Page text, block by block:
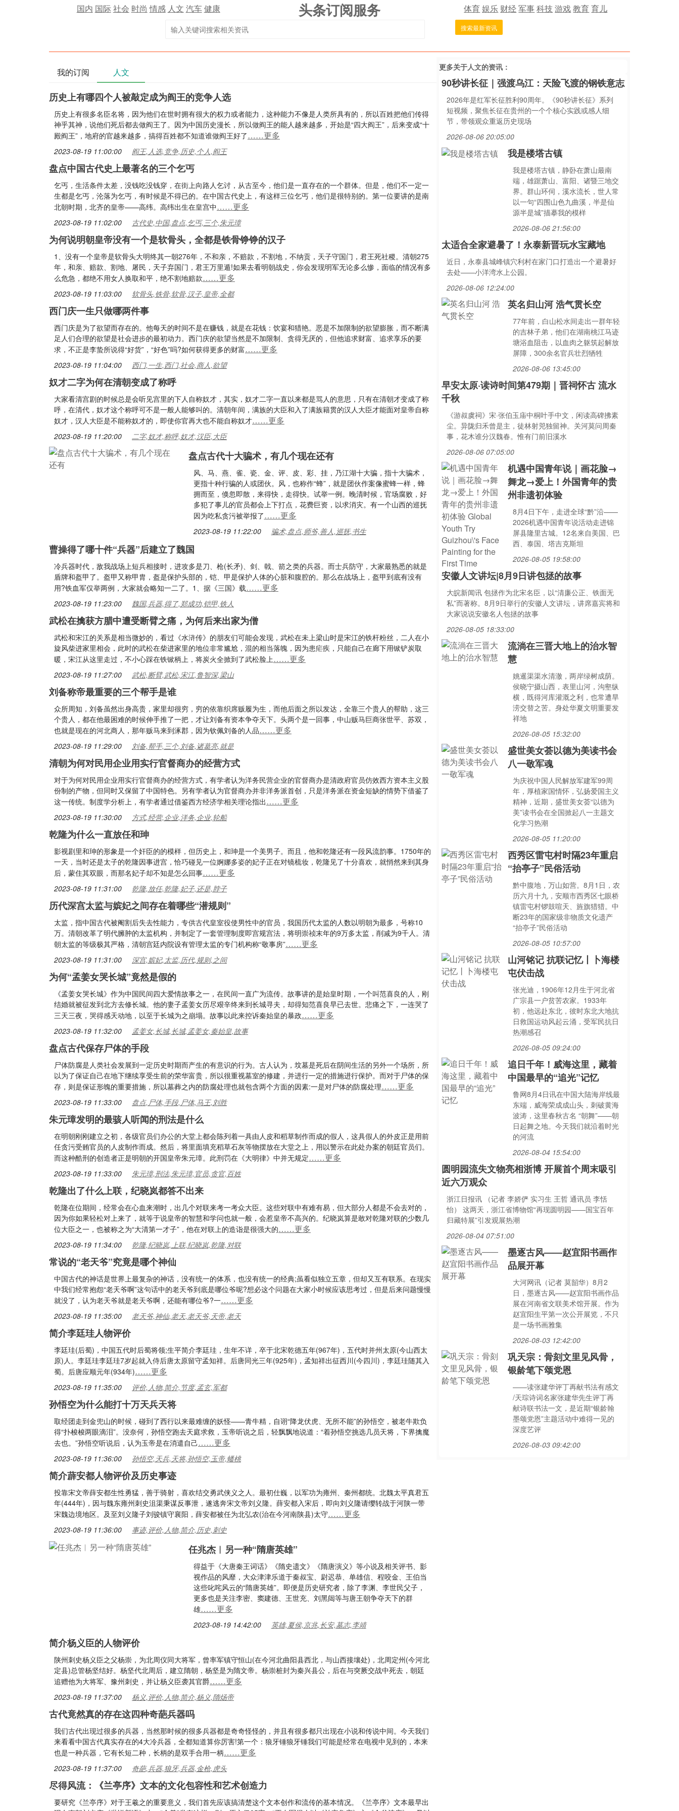
国内 国际社会 时尚 情感 人文 汽车健康 头条订阅服务 体育娱乐 财经军事科技游戏教育育儿
搜索最新资讯
我的订阅 人文
历史上有哪四个人被敲定成为阎王的竞争人选
历史上有很多名臣名将，因为他们在世时拥有很大的权力或者能力，这种能力不像是人类所具有的，所以百姓把他们传得
神乎其神，说他们死后都去做阎王了。因为中国历史漫长，所以做阎王的能人越来越多，开始是“四大阎王”，后来变成“十
殿阎王”，地府的官越来越多，搞得百姓都不知道谁做阎王好了……更多
2023-08-19 11:00:00 阎王,人选,竞争,历史,个人,阎王
盘点中国古代史上最著名的三个乞丐
乞丐，生活条件太差，没钱吃没钱穿，在街上向路人乞讨，从古至今，他们是一直存在的一个群体。但是，他们不一定一
生都是乞丐，沦落为乞丐，有时候是不得已的。在中国古代史上，有这样三位乞丐，他们是很特别的。第一位要讲的是南
北朝时期，北齐的皇帝——高纬。高纬出生在皇宫中……更多
2023-08-19 11:02:00 古代史,中国,盘点,乞丐,三个,朱元璋
为何说明朝皇帝没有一个是软骨头，全都是铁骨铮铮的汉子
1、没有一个皇帝是软骨头大明终其一朝276年，不和亲，不赔款，不割地，不纳贡，天子守国门，君王死社稷。清朝275
年，和亲、赔款、割地、屠民，天子弃国门，君王万里遁!如果去看明朝战史，你会发现明军无论多么惨，面临的情况有多
么危急，都绝不用女人换取和平，绝不割地赔款……更多
2023-08-19 11:03:00 软骨头,铁骨,软骨,汉子,皇帝,全都
西门庆一生只做哪两件事
西门庆是为了欲望而存在的。他每天的时间不是在赚钱，就是在花钱：饮宴和猎艳。恶是不加限制的欲望膨胀，而不断满
足人们合理的欲望是社会进步的最初动力。西门庆的欲望当然是不加限制、贪得无厌的，但他追求财富、追求享乐的要
求，不正是李蛰所说得“好货”，“好色”吗?如何获得更多的财富……更多
2023-08-19 11:04:00 西门,一生,西门,社会,商人,欲望
奴才二字为何在清朝变成了称呼
大家看清宫剧的时候总是会听见宫里的下人自称奴才，其实，奴才二字一直以来都是骂人的意思，只有在清朝才变成了称
呼，在清代，奴才这个称呼可不是一般人能够叫的。清朝年间，满族的大臣和入了满族籍贯的汉人大臣才能面对皇帝自称
奴才，汉人大臣是不能称奴才的，即使你官再大也不能自称奴才……更多
2023-08-19 11:20:00 二字,奴才,称呼,奴才,汉臣,大臣
盘点古代十大骗术，有几个现在还有
风、马、燕、雀、瓷、金、评、皮、彩、挂，乃江湖十大骗，指十大骗术，
更指十种行骗的人或团伙。风，也称作“蜂”，就是团伙作案像蜜蜂一样，蜂
拥而至，倏忽即散，来得快，走得快。试举一例。晚清时候，官场腐败，好
多犯了事儿的官员都会上下打点，花费巨资，以求消灾。有一个山西的巡抚
因为吃私贪污被举报了……更多
2023-08-19 11:22:00 骗术,盘点,师爷,善人,巡抚,书生
曹操得了哪十件“兵器”后建立了魏国
冷兵器时代，敌我战场上短兵相接时，进攻多是刀、枪(长矛)、剑、戟、箭之类的兵器。而士兵防守，大家最熟悉的就是
盾牌和盔甲了。盔甲又称甲胄，盔是保护头部的，铠、甲是保护人体的心脏和腹腔的。那么在战场上，盔甲到底有没有
用?铁血军仅举两例，大家就会略知一二了。1、据《三国》载……更多
2023-08-19 11:23:00 魏国,兵器,得了,郑成功,铠甲,铁人
武松在擒获方腊中遭受断臂之痛，为何后来出家为僧
武松和宋江的关系是相当微妙的，看过《水浒传》的朋友们可能会发现，武松在未上梁山时是宋江的铁杆粉丝，二人在小
旋风柴进家里相会，此时的武松在柴进家里的地位非常尴尬，混的相当落魄，因为患疟疾，只能自己在廊下用锨铲炭取
暖，宋江从这里走过，不小心踩在铁锨柄上，将炭火全掀到了武松脸上……更多
2023-08-19 11:27:00 武松,断臂,武松,宋江,鲁智深,梁山
刘备称帝最重要的三个帮手是谁
众所周知，刘备虽然出身高贵，家里却很穷，穷的依靠织席贩履为生，而他后面之所以发达，全靠三个贵人的帮助，这三
个贵人，都在他最困难的时候伸手推了一把，才让刘备有资本争夺天下。头两个是一回事，中山贩马巨商张世平、苏双，
也就是现在的河北商人，那年贩马来到涿郡，因为钦佩刘备的人品……更多
2023-08-19 11:29:00 刘备,帮手,三个,刘备,诸葛亮,就是
清朝为何对民用企业用实行官督商办的经营方式
对于为何对民用企业用实行官督商办的经营方式，有学者认为洋务民营企业的官督商办是清政府官员仿效西方资本主义股
份制的产物，但同时又保留了中国特色。另有学者认为官督商办并非洋务派首创，只是洋务派在资金短缺的情势下借鉴了
这一传统。制度学分析上，有学者通过借鉴西方经济学相关理论指出……更多
2023-08-19 11:30:00 方式,经营,企业,洋务,企业,轮船
乾隆为什么一直放任和珅
影视剧里和珅的形象是一个奸臣的的模样，但历史上，和珅是一个美男子。而且，他和乾隆还有一段风流韵事。1750年的
一天，当时还是太子的乾隆因事进宫，恰巧碰见一位婀娜多姿的妃子正在对镜梳妆，乾隆见了十分喜欢，就悄然来到其身
后，蒙住其双眼，而那名妃子却不知是怎么回事……更多
2023-08-19 11:31:00 乾隆,放任,乾隆,妃子,还是,脖子
历代深宫太监与嫔妃之间存在着哪些“潜规则”
太监，指中国古代被阉割后失去性能力，专供古代皇室役使男性中的官员，我国历代太监的人数以明朝为最多，号称10
万。清朝改革了明代臃肿的太监机构，并制定了一套管理制度即宫规宫法，将明崇祯末年的9万多太监，削减为9千人。清
朝太监的等级极其严格，清朝宫廷内院设有管理太监的专门机构称“敬事房”……更多
2023-08-19 11:31:00 深宫,嫔妃,太监,历代,规则,之间
为何“孟姜女哭长城”竟然是假的
《孟姜女哭长城》作为中国民间四大爱情故事之一，在民间一直广为流传。故事讲的是始皇时期，一个叫范喜良的人，刚
结婚就被征发到北方去修长城。他的妻子孟姜女历尽艰辛终来到长城寻夫，却得知范喜良早已去世。悲痛之下，一连哭了
三天三夜，哭得感天动地，以至于长城为之崩塌。故事以此来控诉秦始皇的暴政……更多
2023-08-19 11:32:00 孟姜女,长城,长城,孟姜女,秦始皇,故事
盘点古代保存尸体的手段
尸体防腐是人类社会发展到一定历史时期而产生的有意识的行为。古人认为，坟墓是死后在阴间生活的另外一个场所，所
以为了保证自己在地下继续享受生前的荣华富贵，所以很重视墓室的修建，并进行一定的措施进行保护。而对于尸体的保
存，则是保证形魄的重要措施，所以墓葬之内的防腐处理也就包含两个方面的因素:一是对尸体的防腐处理……更多
2023-08-19 11:33:00 盘点,尸体,手段,尸体,马王,刘胜
朱元璋发明的最骇人听闻的刑法是什么
在明朝刚刚建立之初，各级官员们办公的大堂上都会陈列着一具由人皮和稻草制作而成的假人，这具假人的外皮正是用前
任贪污受贿官员的人皮制作而成。然后，将里面填充稻草石灰等物摆放在大堂之上，用以警示在此处办案的朝廷官员们。
而这种酷刑的创造者正是明朝的开国皇帝朱元璋。此刑罚在《大明律》中并无规定……更多
2023-08-19 11:33:00 朱元璋,刑法,朱元璋,官员,贪官,百姓
乾隆出了什么上联，纪晓岚都答不出来
乾隆在位期间，经常会在心血来潮时，出几个对联来考一考众大臣。这些对联中有难有易，但大部分人都是不会去对的，
因为你如果轻松对上来了，就等于说皇帝的智慧和学问也就一般，会惹皇帝不高兴的。纪晓岚算是敢对乾隆对联的少数几
位大臣之一，也被称之为“大清第一才子”，他在对联上的造诣是很强大的……更多
2023-08-19 11:34:00 乾隆,纪晓岚,上联,纪晓岚,乾隆,对联
常说的“老天爷”究竟是哪个神仙
中国古代的神话是世界上最复杂的神话，没有统一的体系，也没有统一的经典;虽看似独立五章，但却又互有联系。在现实
中我们经常抱怨“老天爷啊”这句话中的老天爷到底是哪位爷呢?想必这个问题在大家小时候应该思考过，但是后来问题慢慢
就没了，认为老天爷就是老天爷啊，还能有哪位爷?一……更多
2023-08-19 11:35:00 老天爷,神仙,老天,老天爷,天帝,老天
简介李廷珪人物评价
李廷珪(后蜀)，中国五代时后蜀将领;生平简介李廷珪，生年不详，卒于北宋乾德五年(967年)，五代时并州太原(今山西太
原)人。李廷珪李廷珪7岁起就入侍后唐太原留守孟知祥。后唐同光三年(925年)，孟知祥出征西川(今四川)，李廷珪随其入
蜀。后唐应顺元年(934年)……更多
2023-08-19 11:35:00 评价,人物,简介,节度,孟玄,军都
孙悟空为什么能打十万天兵天将
取经团走到金兜山的时候，碰到了西行以来最难缠的妖怪——青牛精，自诩“降龙伏虎、无所不能”的孙悟空，被老牛欺负
得“扑梭梭两眼滴泪”。没奈何，孙悟空跑去天庭求救，玉帝听说之后，轻飘飘地说道：“着孙悟空挑选几员天将，下界擒魔
去也。”孙悟空听说后，认为玉帝是在消遣自己……更多
2023-08-19 11:36:00 孙悟空,天兵,天将,孙悟空,玉帝,蟠桃
简介薜安都人物评价及历史事迹
投靠宋文帝薛安都生性勇猛，善于骑射，喜欢结交勇武侠义之人。最初仕巍，以军功为雍州、秦州都统。北魏太平真君五
年(444年)，因与魏东雍州刺史沮渠秉谋反事泄，遂逃奔宋文帝刘义隆。薛安都入宋后，即向刘义隆请缨转战于河陕一带
宋魏边境地区。及至刘义隆子刘骏镇守襄阳，薛安都被任为北弘农(治在今河南陕县)太守……更多
2023-08-19 11:36:00 事迹,评价,人物,简介,历史,刺史
任兆杰︱另一种“隋唐英雄”
得益于《大唐秦王词话》《隋史遗文》《隋唐演义》等小说及相关评书、影
视作品的风靡，大众津津乐道于秦叔宝、尉迟恭、单雄信、程咬金、王伯当
这些叱咤风云的“隋唐英雄”。即便是历史研究者，除了李渊、李世民父子，
更多也是关注李密、窦建德、王世充、刘黑闼等与唐王朝争夺天下的群
雄……更多
2023-08-19 14:42:00 英雄,夏侯,京兆,长安,墓志,李靖
简介杨义臣的人物评价
陕州刺史杨义臣之父杨崇，为北周仪同大将军，曾率军镇守恒山(在今河北曲阳县西北，与山西接壤处)，北周定州(今河北
定县)总管杨坚结好。杨坚代北周后，建立隋朝，杨坚是为隋文帝。杨崇桩封为秦兴县公，后在与突厥交战中死去，朝廷
追赠他为大将军、豫州刺史，并让杨义臣袭其官爵……更多
2023-08-19 11:37:00 杨义,评价,人物,简介,杨义,隋炀帝
古代竟然真的存在这四种奇葩兵器吗
我们古代出现过很多的兵器，当然那时候的很多兵器都是奇奇怪怪的，并且有很多都只出现在小说和传说中间。今天我们
来看看中国古代真实存在的4大冷兵器，全都知道算你厉害!第一个：狼牙锤狼牙锤我们可能是经常在电视中见到的，本来
也是一种兵器，它有长短二种，长柄的是双手合用一柄……更多
2023-08-19 11:37:00 奇葩,兵器,狼牙,兵器,金枪,虎头
尽得风流：《兰亭序》文本的文化包容性和艺术创造力
要研究《兰亭序》对于王羲之的重要意义，我们首先应该搞清楚这个文本创作和流传的基本情况。《兰亭序》文本最早出
更多关于人文的资讯：
90秒讲长征｜强渡乌江：天险飞渡的钢铁意志
2026年是红军长征胜利90周年。《90秒讲长征》系列
短视频，聚焦长征在贵州的一个个核心实践或感人细
节，带领观众重返历史现场
2026-08-06 20:05:00
我是楼塔古镇
我是楼塔古镇，静卧在萧山最南
端，雄踞萧山、富阳、诸暨三地交
界。群山环伺，溪水流长，世人常
以一句“四围山色九曲溪，半是仙
源半是城”描摹我的模样
2026-08-06 21:56:00
太适合全家避暑了！永泰新晋玩水宝藏地
近日，永泰县城峰镇穴利村在家门口打造出一个避暑好
去处——小洋湾水上公园。
2026-08-06 12:24:00
英名归山河 浩气贯长空
77年前，白山松水间走出一群年轻
的吉林子弟，他们在湖南桃江马迹
塘浴血阻击，以血肉之躯筑起解放
屏障，300余名官兵壮烈牺牲
2026-08-06 13:45:00
早安太原·读诗时间第479期｜晋祠怀古 流水
千秋
《游叔虞祠》宋·张伯玉庙中桐叶手中文，闲读高碑拂素
尘。异陇归禾曾是主，徒林射兕独留神。关河莫问周秦
事，花木谁分汉魏春。惟有门前旧溪水
2026-08-06 07:05:00
机遇中国青年说｜画花脸→
舞龙→爱上！外国青年的贵
州非遗初体验
8月4日下午，走进全球“黔”沿——
2026机遇中国青年说活动走进锦
屏县隆里古城。12名来自美国、巴
西、泰国、塔吉克斯坦
2026-08-05 19:58:00
安徽人文讲坛|8月9日讲包拯的故事
大皖新闻讯 包拯作为北宋名臣，以“清廉公正、铁面无
私”而著称。8月9日举行的安徽人文讲坛，讲席嘉宾将和
大家说说安徽名人包拯的故事
2026-08-05 18:33:00
流淌在三晋大地上的治水智
慧
姚暹渠渠水清澈，两岸绿树成荫。
侯晓宁摄山西，表里山河，沟壑纵
横，既得河库灌溉之利，也常遭旱
涝交替之苦。身处华夏文明重要发
祥地
2026-08-05 15:32:00
盛世美女荟以德为美读书会
八一敬军魂
为庆祝中国人民解放军建军99周
年，厚植家国情怀，弘扬爱国主义
精神，近期，盛世美女荟“以德为
美”读书会在全国掀起八一主题文
化学习热潮
2026-08-05 11:20:00
西秀区雷屯村时隔23年重启
“抬亭子”民俗活动
黔中腹地，万山如营。8月1日，农
历六月十九，安顺市西秀区七眼桥
镇雷屯村锣鼓喧天、旌旗猎猎。中
断23年的国家级非物质文化遗产
“抬亭子”民俗活动
2026-08-05 10:57:00
山河铭记 抗联记忆丨卜海楼
屯伏击战
张光迪，1906年12月生于河北省
广宗县一户贫苦农家。1933年
初，他远赴东北，彼时东北大地抗
日救国运动风起云涌，受军民抗日
热潮感召
2026-08-05 09:24:00
追日千年！威海这里，藏着
中国最早的“追光”记忆
鲁网8月4日讯在中国大陆海岸线最
东端，威海荣成成山头，刺破黄海
波涛，这里春秋古名 “朝舞”——朝
日起舞之地。今天我们就沿着时光
的河流
2026-08-04 15:54:00
圆明园流失文物亮相浙博 开展首个周末吸引
近六万观众
浙江日报讯 （记者 李娇俨 实习生 王哲 通讯员 李恬
怡） 这两天，浙江省博物馆“再现圆明园——国宝百年
归藏特展”引发观展热潮
2026-08-04 07:51:00
墨逐古风——赵宜阳书画作
品展开幕
大河网讯（记者 莫韶华）8月2
日，墨逐古风——赵宜阳书画作品
展在河南省文联美术馆开展。作为
赵宜阳生平第一次公开展览，不只
是一场书画雅集
2026-08-03 12:42:00
巩天宗：骨刻文里见风骨，
银龄笔下颂党恩
——读张建华评丁再献书法有感文
/天琮诗词名家张建华先生评丁再
献诗联书法一文，是近期“银龄翰
墨颂党恩”主题活动中难得一见的
深度艺评
2026-08-03 09:42:00